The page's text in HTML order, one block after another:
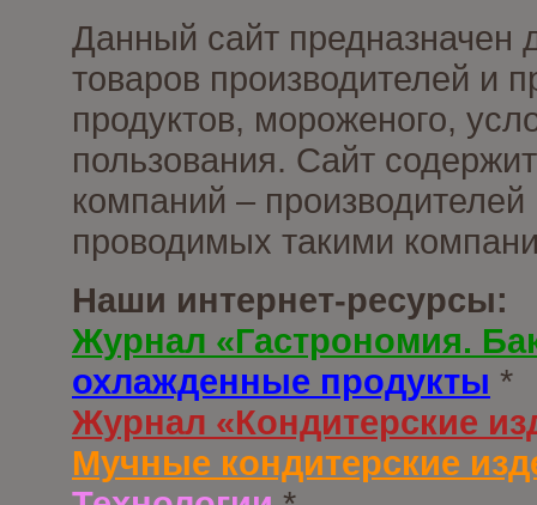
Данный сайт предназначен
товаров производителей и
продуктов, мороженого,
пользования. Сайт
компаний –
проводимых такими
Наши интернет-ресурсы:
Журнал «Гастрономия.
охлажденные продукты *
Журнал «Кондитерские
Мучные кондитерские